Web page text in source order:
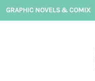
GRAPHIC NOVELS & COMIX